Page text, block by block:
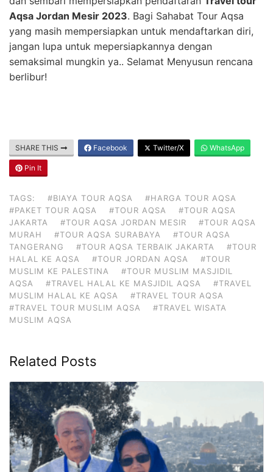
Aqsa Jordan Mesir 2023. Bagi Sahabat Tour Aqsa
yang masih mempersiapkan untuk mendaftarkan diri,
jangan lupa untuk mepersiapkannya dengan
semaksimal mungkin ya.. Selamat Menyusun rencana
berlibur!
SHARE THIS Facebook Twitter/X WhatsApp
Pin It
TAGS: #BIAYA TOUR AQSA
#HARGA TOUR AQSA
#PAKET TOUR AQSA
#TOUR AQSA
#TOUR AQSA
JAKARTA
#TOUR AQSA JORDAN MESIR
#TOUR AQSA
MURAH
#TOUR AQSA SURABAYA
#TOUR AQSA
TANGERANG
#TOUR AQSA TERBAIK JAKARTA
#TOUR
HALAL KE AQSA
#TOUR JORDAN AQSA
#TOUR
MUSLIM KE PALESTINA
#TOUR MUSLIM MASJIDIL
AQSA
#TRAVEL HALAL KE MASJIDIL AQSA
#TRAVEL
MUSLIM HALAL KE AQSA
#TRAVEL TOUR AQSA
#TRAVEL TOUR MUSLIM AQSA
#TRAVEL WISATA
MUSLIM AQSA
Related Posts